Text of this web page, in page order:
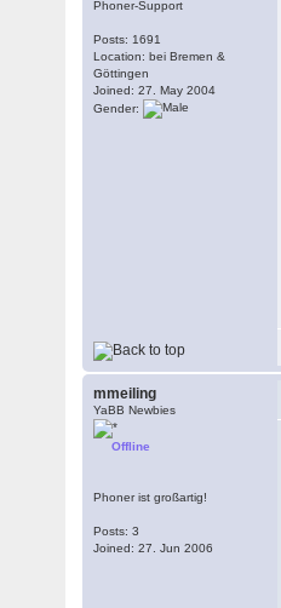
Phoner-Support
Posts: 1691
Location: bei Bremen &
Göttingen
Joined: 27. May 2004
Gender:
mmeiling
YaBB Newbies
Offline
Phoner ist großartig!
Posts: 3
Joined: 27. Jun 2006